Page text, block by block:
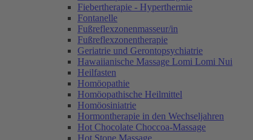
Fiebertherapie - Hyperthermie
Fontanelle
Fußreflexzonenmasseur/in
Fußreflexzonentherapie
Geriatrie und Gerontopsychiatrie
Hawaiianische Massage Lomi Lomi Nui
Heilfasten
Homöopathie
Homöopathische Heilmittel
Homöosiniatrie
Hormontherapie in den Wechseljahren
Hot Chocolate Choccoa-Massage
Hot Stone Massage